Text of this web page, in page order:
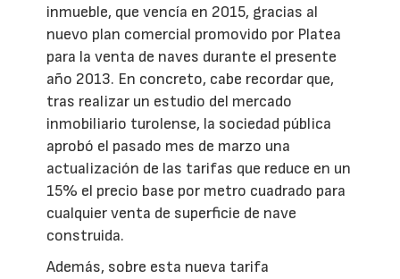
inmueble, que vencía en 2015, gracias al
nuevo plan comercial promovido por Platea
para la venta de naves durante el presente
año 2013. En concreto, cabe recordar que,
tras realizar un estudio del mercado
inmobiliario turolense, la sociedad pública
aprobó el pasado mes de marzo una
actualización de las tarifas que reduce en un
15% el precio base por metro cuadrado para
cualquier venta de superficie de nave
construida.
Además, sobre esta nueva tarifa